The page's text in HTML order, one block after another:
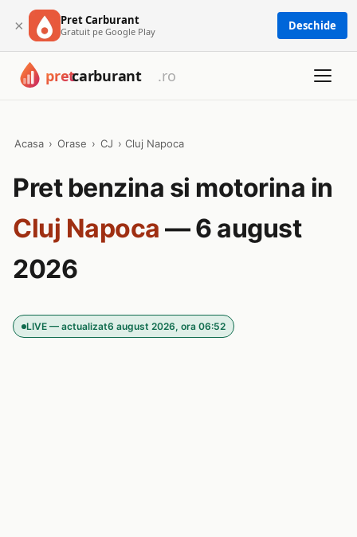
× Pret Carburant
Gratuit pe Google Play Deschide
Acasa › Orase › CJ › Cluj Napoca
Pret benzina si motorina in
Cluj Napoca — 6 august
2026
LIVE — actualizat6 august 2026, ora 06:52